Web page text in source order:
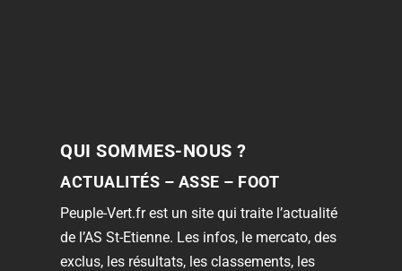
QUI SOMMES-NOUS ?
ACTUALITÉS – ASSE – FOOT
Peuple-Vert.fr est un site qui traite l’actualité
de l’AS St-Etienne. Les infos, le mercato, des
exclus, les résultats, les classements, les